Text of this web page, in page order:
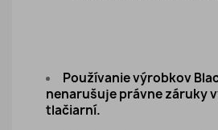
Používanie výrobkov
nenarušuje právne záruky
tlačiarní.